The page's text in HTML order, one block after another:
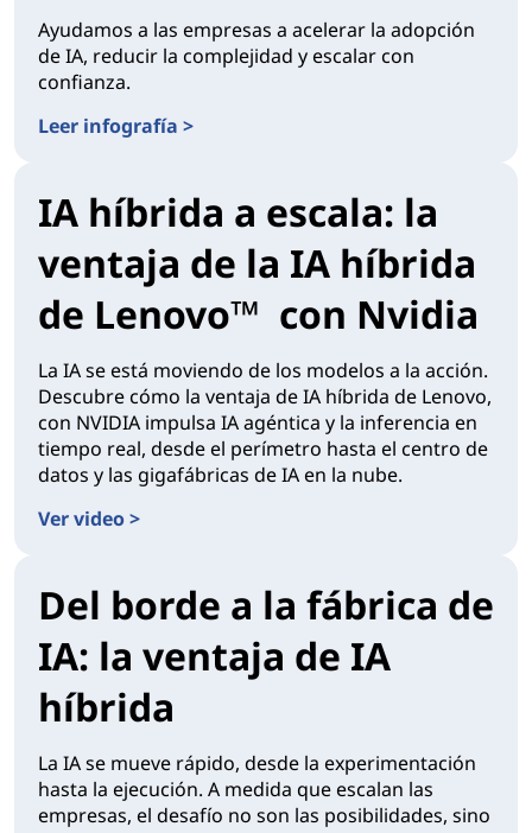
Ayudamos a las empresas a acelerar la adopción
de IA, reducir la complejidad y escalar con
confianza.
Leer infografía >
IA híbrida a escala: la
ventaja de la IA híbrida
de Lenovo™ con Nvidia
La IA se está moviendo de los modelos a la acción.
Descubre cómo la ventaja de IA híbrida de Lenovo,
con NVIDIA impulsa IA agéntica y la inferencia en
tiempo real, desde el perímetro hasta el centro de
datos y las gigafábricas de IA en la nube.
Ver video >
Del borde a la fábrica de
IA: la ventaja de IA
híbrida
La IA se mueve rápido, desde la experimentación
hasta la ejecución. A medida que escalan las
empresas, el desafío no son las posibilidades, sino